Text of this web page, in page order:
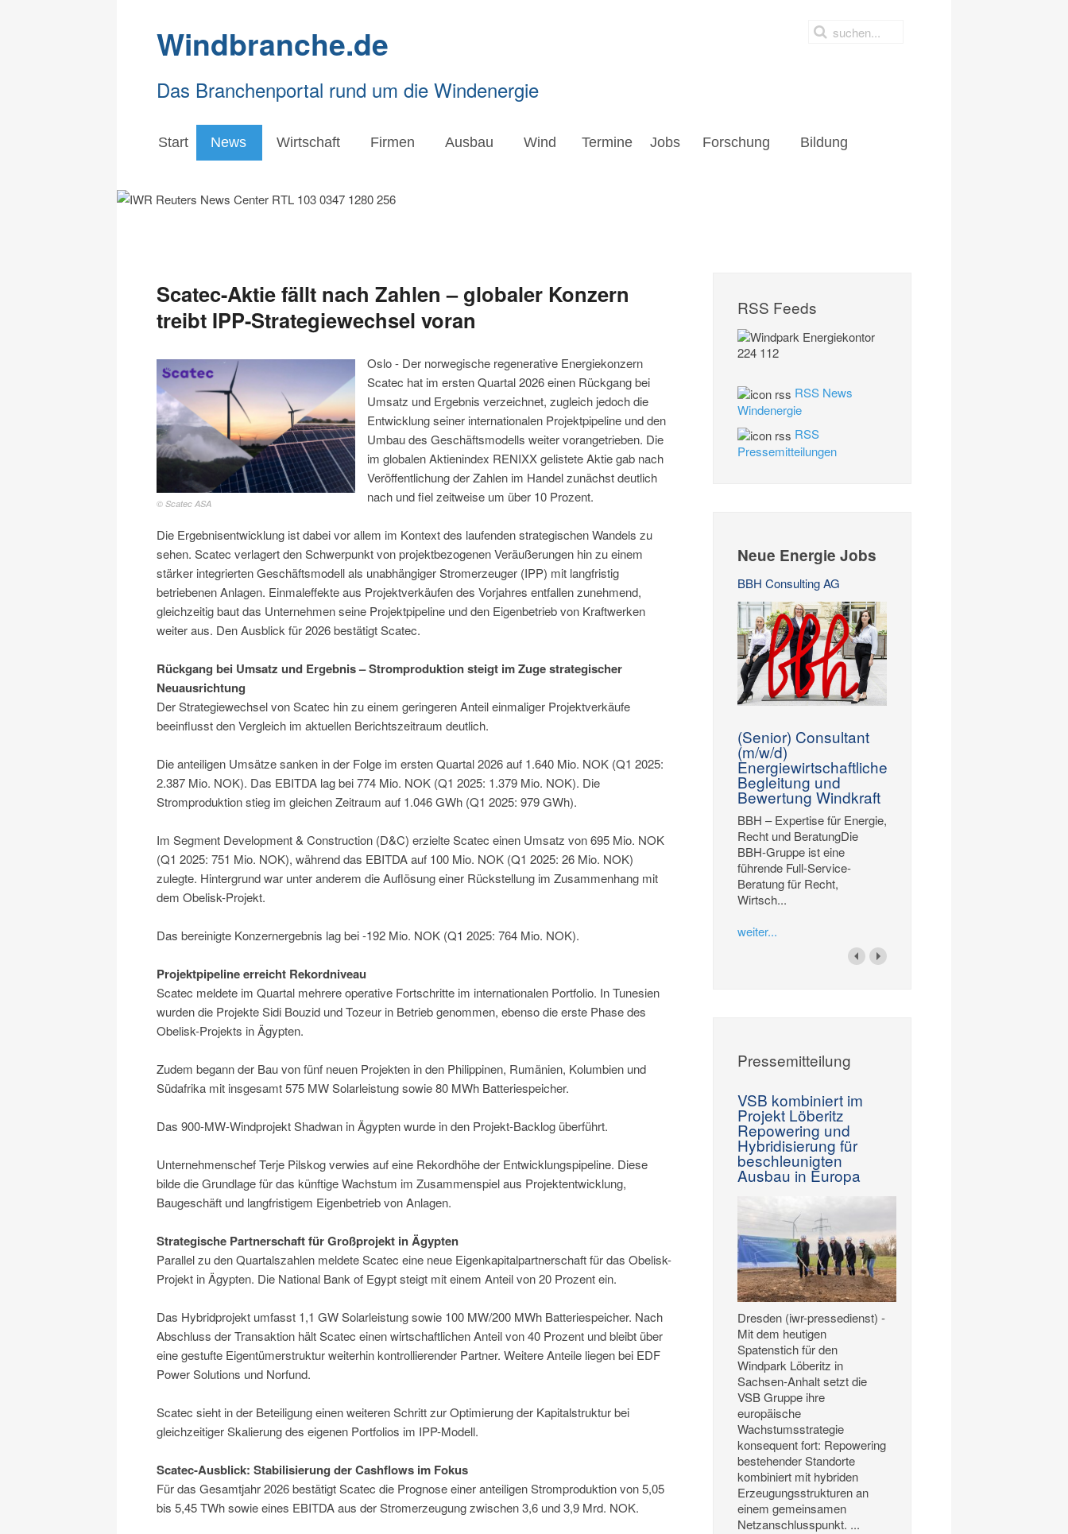
Windbranche.de
Das Branchenportal rund um die Windenergie
Start News Wirtschaft Firmen Ausbau Wind Termine Jobs Forschung Bildung
Scatec-Aktie fällt nach Zahlen – globaler Konzern
treibt IPP-Strategiewechsel voran
© Scatec ASA
Oslo - Der norwegische regenerative Energiekonzern
Scatec hat im ersten Quartal 2026 einen Rückgang bei
Umsatz und Ergebnis verzeichnet, zugleich jedoch die
Entwicklung seiner internationalen Projektpipeline und den
Umbau des Geschäftsmodells weiter vorangetrieben. Die
im globalen Aktienindex RENIXX gelistete Aktie gab nach
Veröffentlichung der Zahlen im Handel zunächst deutlich
nach und fiel zeitweise um über 10 Prozent.
Die Ergebnisentwicklung ist dabei vor allem im Kontext des laufenden strategischen Wandels zu
sehen. Scatec verlagert den Schwerpunkt von projektbezogenen Veräußerungen hin zu einem
stärker integrierten Geschäftsmodell als unabhängiger Stromerzeuger (IPP) mit langfristig
betriebenen Anlagen. Einmaleffekte aus Projektverkäufen des Vorjahres entfallen zunehmend,
gleichzeitig baut das Unternehmen seine Projektpipeline und den Eigenbetrieb von Kraftwerken
weiter aus. Den Ausblick für 2026 bestätigt Scatec.
Rückgang bei Umsatz und Ergebnis – Stromproduktion steigt im Zuge strategischer
Neuausrichtung
Der Strategiewechsel von Scatec hin zu einem geringeren Anteil einmaliger Projektverkäufe
beeinflusst den Vergleich im aktuellen Berichtszeitraum deutlich.
Die anteiligen Umsätze sanken in der Folge im ersten Quartal 2026 auf 1.640 Mio. NOK (Q1 2025:
2.387 Mio. NOK). Das EBITDA lag bei 774 Mio. NOK (Q1 2025: 1.379 Mio. NOK). Die
Stromproduktion stieg im gleichen Zeitraum auf 1.046 GWh (Q1 2025: 979 GWh).
Im Segment Development & Construction (D&C) erzielte Scatec einen Umsatz von 695 Mio. NOK
(Q1 2025: 751 Mio. NOK), während das EBITDA auf 100 Mio. NOK (Q1 2025: 26 Mio. NOK)
zulegte. Hintergrund war unter anderem die Auflösung einer Rückstellung im Zusammenhang mit
dem Obelisk-Projekt.
Das bereinigte Konzernergebnis lag bei -192 Mio. NOK (Q1 2025: 764 Mio. NOK).
Projektpipeline erreicht Rekordniveau
Scatec meldete im Quartal mehrere operative Fortschritte im internationalen Portfolio. In Tunesien
wurden die Projekte Sidi Bouzid und Tozeur in Betrieb genommen, ebenso die erste Phase des
Obelisk-Projekts in Ägypten.
Zudem begann der Bau von fünf neuen Projekten in den Philippinen, Rumänien, Kolumbien und
Südafrika mit insgesamt 575 MW Solarleistung sowie 80 MWh Batteriespeicher.
Das 900-MW-Windprojekt Shadwan in Ägypten wurde in den Projekt-Backlog überführt.
Unternehmenschef Terje Pilskog verwies auf eine Rekordhöhe der Entwicklungspipeline. Diese
bilde die Grundlage für das künftige Wachstum im Zusammenspiel aus Projektentwicklung,
Baugeschäft und langfristigem Eigenbetrieb von Anlagen.
Strategische Partnerschaft für Großprojekt in Ägypten
Parallel zu den Quartalszahlen meldete Scatec eine neue Eigenkapitalpartnerschaft für das Obelisk-
Projekt in Ägypten. Die National Bank of Egypt steigt mit einem Anteil von 20 Prozent ein.
Das Hybridprojekt umfasst 1,1 GW Solarleistung sowie 100 MW/200 MWh Batteriespeicher. Nach
Abschluss der Transaktion hält Scatec einen wirtschaftlichen Anteil von 40 Prozent und bleibt über
eine gestufte Eigentümerstruktur weiterhin kontrollierender Partner. Weitere Anteile liegen bei EDF
Power Solutions und Norfund.
Scatec sieht in der Beteiligung einen weiteren Schritt zur Optimierung der Kapitalstruktur bei
gleichzeitiger Skalierung des eigenen Portfolios im IPP-Modell.
Scatec-Ausblick: Stabilisierung der Cashflows im Fokus
Für das Gesamtjahr 2026 bestätigt Scatec die Prognose einer anteiligen Stromproduktion von 5,05
bis 5,45 TWh sowie eines EBITDA aus der Stromerzeugung zwischen 3,6 und 3,9 Mrd. NOK.
RSS Feeds
RSS News
Windenergie
RSS
Pressemitteilungen
Neue Energie Jobs
BBH Consulting AG
(Senior) Consultant
(m/w/d)
Energiewirtschaftliche
Begleitung und
Bewertung Windkraft
BBH – Expertise für Energie,
Recht und BeratungDie
BBH-Gruppe ist eine
führende Full-Service-
Beratung für Recht,
Wirtsch...
weiter...
Pressemitteilung
VSB kombiniert im
Projekt Löberitz
Repowering und
Hybridisierung für
beschleunigten
Ausbau in Europa
Dresden (iwr-pressedienst) -
Mit dem heutigen
Spatenstich für den
Windpark Löberitz in
Sachsen-Anhalt setzt die
VSB Gruppe ihre
europäische
Wachstumsstrategie
konsequent fort: Repowering
bestehender Standorte
kombiniert mit hybriden
Erzeugungsstrukturen an
einem gemeinsamen
Netzanschlusspunkt. ...